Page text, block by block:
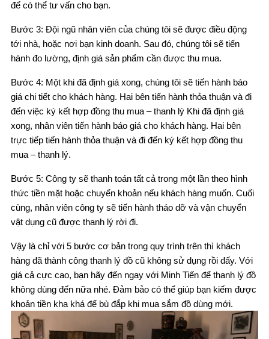
để có thể tư vấn cho bạn.
Bước 3: Đội ngũ nhân viên của chúng tôi sẽ được điều động
tới nhà, hoặc nơi bạn kinh doanh. Sau đó, chúng tôi sẽ tiến
hành đo lường, định giá sản phẩm cần được thu mua.
Bước 4: Một khi đã định giá xong, chúng tôi sẽ tiến hành báo
giá chi tiết cho khách hàng. Hai bên tiến hành thỏa thuận và đi
đến việc ký kết hợp đồng thu mua – thanh lý Khi đã định giá
xong, nhân viên tiến hành báo giá cho khách hàng. Hai bên
trực tiếp tiến hành thỏa thuận và đi đến ký kết hợp đồng thu
mua – thanh lý.
Bước 5: Công ty sẽ thanh toán tất cả trong một lần theo hình
thức tiền mặt hoặc chuyển khoản nếu khách hàng muốn. Cuối
cùng, nhân viên công ty sẽ tiến hành tháo dỡ và vận chuyển
vật dụng cũ được thanh lý rời đi.
Vậy là chỉ với 5 bước cơ bản trong quy trình trên thì khách
hàng đã thành công thanh lý đồ cũ không sử dụng rồi đấy. Với
giá cả cực cao, bạn hãy đến ngay với Minh Tiến để thanh lý đồ
không dùng đến nữa nhé. Đảm bảo có thể giúp bạn kiếm được
khoản tiền kha khá để bù đắp khi mua sắm đồ dùng mới.